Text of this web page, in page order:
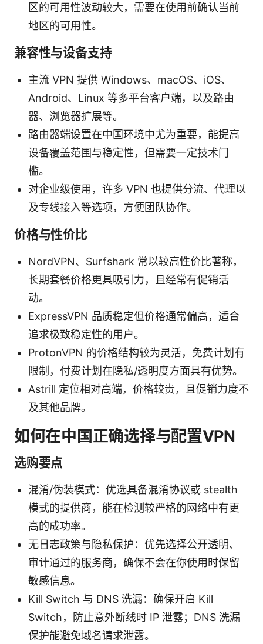
区的可用性波动较大，需要在使用前确认当前
地区的可用性。
兼容性与设备支持
主流 VPN 提供 Windows、macOS、iOS、
Android、Linux 等多平台客户端，以及路由
器、浏览器扩展等。
路由器端设置在中国环境中尤为重要，能提高
设备覆盖范围与稳定性，但需要一定技术门
槛。
对企业级使用，许多 VPN 也提供分流、代理以
及专线接入等选项，方便团队协作。
价格与性价比
NordVPN、Surfshark 常以较高性价比著称，
长期套餐价格更具吸引力，且经常有促销活
动。
ExpressVPN 品质稳定但价格通常偏高，适合
追求极致稳定性的用户。
ProtonVPN 的价格结构较为灵活，免费计划有
限制，付费计划在隐私/透明度方面具有优势。
Astrill 定位相对高端，价格较贵，且促销力度不
及其他品牌。
如何在中国正确选择与配置VPN
选购要点
混淆/伪装模式：优选具备混淆协议或 stealth
模式的提供商，能在检测较严格的网络中有更
高的成功率。
无日志政策与隐私保护：优先选择公开透明、
审计通过的服务商，确保不会在你使用时保留
敏感信息。
Kill Switch 与 DNS 洗漏：确保开启 Kill
Switch，防止意外断线时 IP 泄露；DNS 洗漏
保护能避免域名请求泄露。